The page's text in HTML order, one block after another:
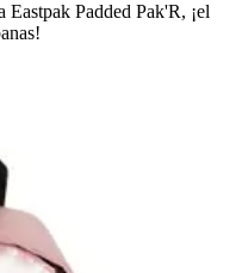
Padded Pak'R, ¡el